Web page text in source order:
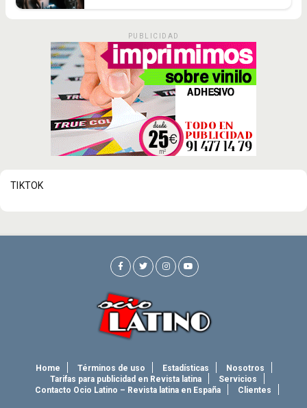
PUBLICIDAD
TIKTOK
Home Términos de uso Estadísticas
Nosotros
Tarifas para publicidad en Revista latina
Servicios
Contacto Ocio Latino – Revista latina en España
Clientes